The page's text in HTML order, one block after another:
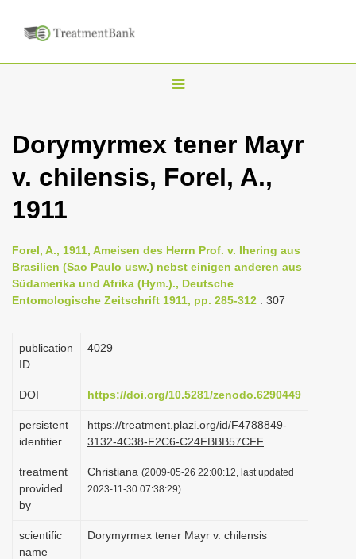
T
g
l
v
i
g
o
Dorymyrmex tener Mayr
v. chilensis, Forel, A.,
1911
Forel, A., 1911, Ameisen des Herrn Prof. v. Ihering aus
Brasilien (Sao Paulo usw.) nebst einigen anderen aus
Südamerika und Afrika (Hym.)., Deutsche
Entomologische Zeitschrift 1911, pp. 285-312 : 307
publication
ID
4029
DOI https://doi.org/10.5281/zenodo.6290449
persistent
identifier
https://treatment.plazi.org/id/F4788849-
3132-4C38-F2C6-C24FBBB57CFF
treatment
provided
by
Christiana (2009-05-26 22:00:12, last updated
2023-11-30 07:38:29)
scientific
name
Dorymyrmex tener Mayr v. chilensis